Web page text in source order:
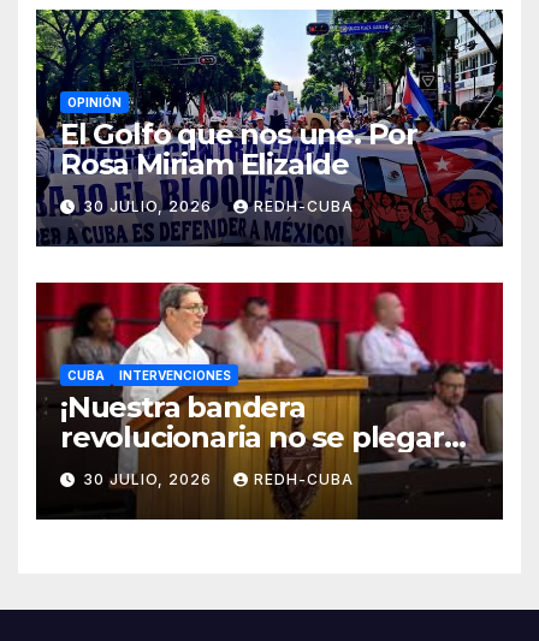
OPINIÓN
El Golfo que nos une. Por
Rosa Miriam Elizalde
30 JULIO, 2026 REDH-CUBA
CUBA INTERVENCIONES
¡Nuestra bandera
revolucionaria no se plegará
jamás! Por Bruno Rodríguez
Parrilla
30 JULIO, 2026 REDH-CUBA